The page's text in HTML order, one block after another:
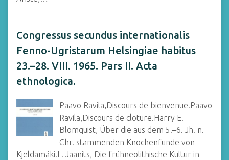
Congressus secundus internationalis
Fenno-Ugristarum Helsingiae habitus
23.–28. VIII. 1965. Pars II. Acta
ethnologica.
Paavo Ravila,Discours de bienvenue.Paavo
Ravila,Discours de cloture.Harry E.
Blomquist, Über die aus dem 5.–6. Jh. n.
Chr. stammenden Knochenfunde von
Kjeldamäki.L. Jaanits, Die frühneolithische Kultur in